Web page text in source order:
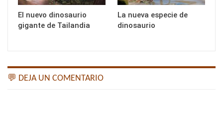
El nuevo dinosaurio
gigante de Tailandia
La nueva especie de
dinosaurio
💬 DEJA UN COMENTARIO